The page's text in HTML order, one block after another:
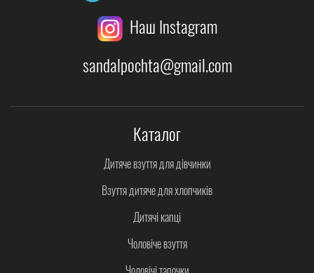
Наш Instagram
sandalpochta@gmail.com
Каталог
Дитяче взуття для дівчинки
Взуття дитяче для хлопчиків
Дитячі капці
Чоловіче взуття